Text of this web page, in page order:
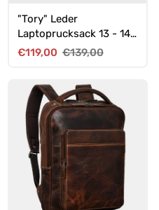
"Tory" Leder
Laptoprucksack 13 - 14
Zoll Herren Damen
Verkaufspreis
€119,00 Normaler Preis
€139,00